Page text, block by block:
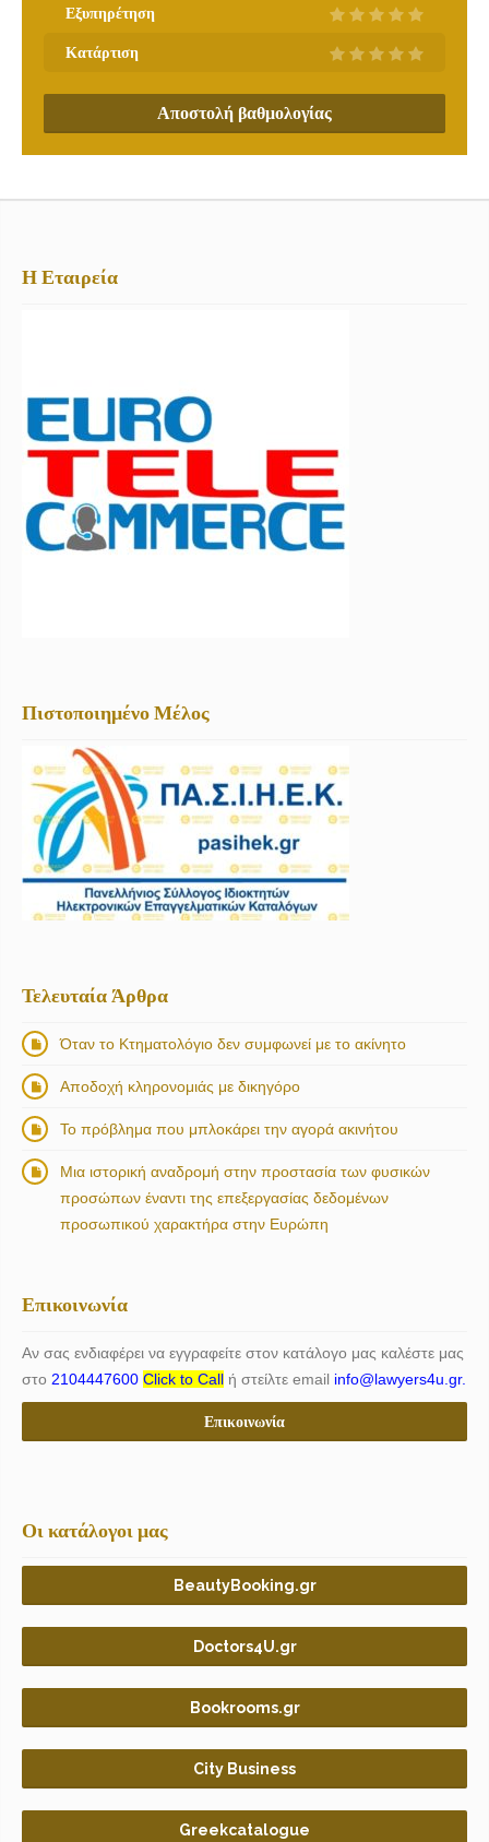
Εξυπηρέτηση
Κατάρτιση
Αποστολή βαθμολογίας
Η Εταιρεία
Πιστοποιημένο Μέλος
Τελευταία Άρθρα
Όταν το Κτηματολόγιο δεν συμφωνεί με το ακίνητο
Αποδοχή κληρονομιάς με δικηγόρο
Το πρόβλημα που μπλοκάρει την αγορά ακινήτου
Μια ιστορική αναδρομή στην προστασία των φυσικών
προσώπων έναντι της επεξεργασίας δεδομένων
προσωπικού χαρακτήρα στην Ευρώπη
Επικοινωνία
Αν σας ενδιαφέρει να εγγραφείτε στον κατάλογο μας καλέστε μας
στο 2104447600 Click to Call ή στείλτε email info@lawyers4u.gr.
Επικοινωνία
Οι κατάλογοι μας
BeautyBooking.gr
Doctors4U.gr
Bookrooms.gr
City Business
Greekcatalogue